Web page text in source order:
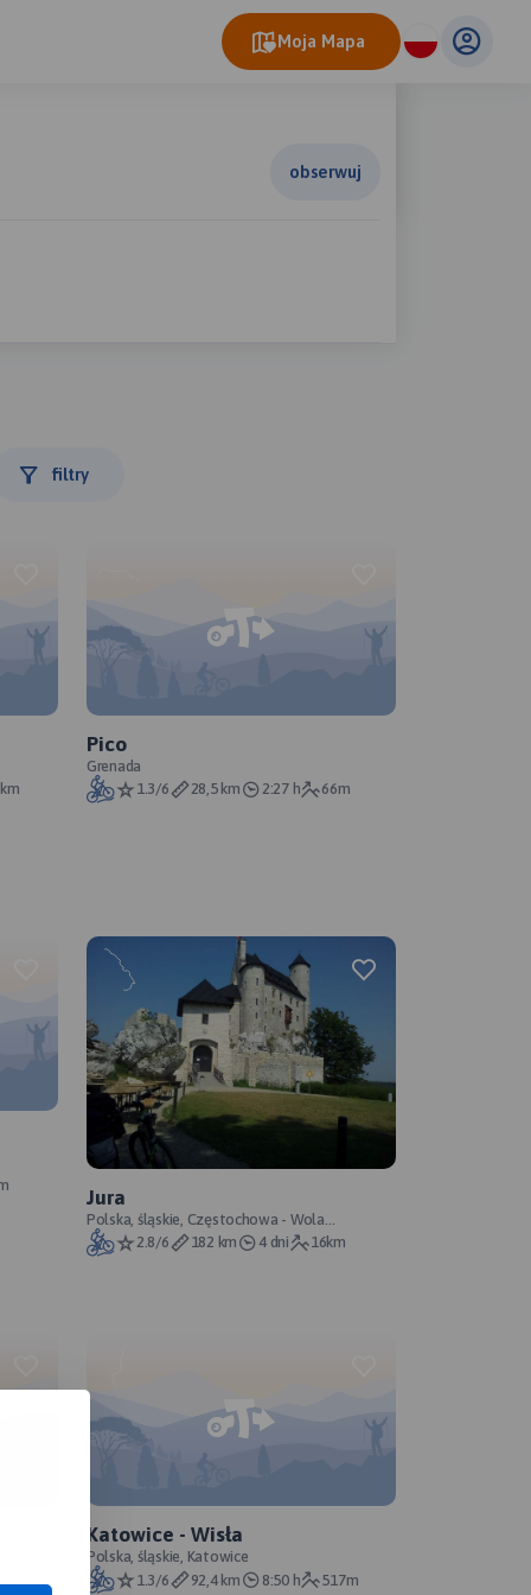
Moja Mapa
obserwuj
filtry
Pico
Grenada
1.3/6
28,5 km 2:27 h 66m
Jura
Polska, śląskie, Częstochowa - Wola
Filipowska2.8/6 182 km 4 dni 16km
Katowice - Wisła
Polska, śląskie, Katowice
1.3/6
92,4 km 8:50 h 517m